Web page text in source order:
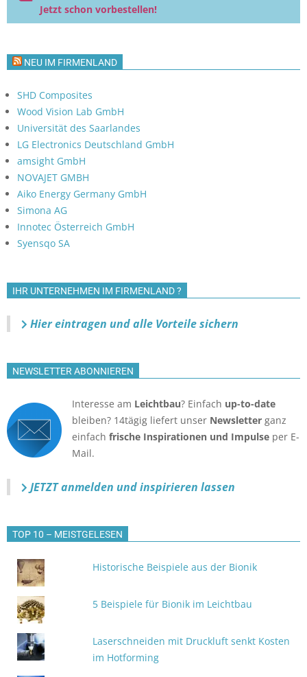
Jetzt schon vorbestellen!
NEU IM FIRMENLAND
SHD Composites
Wood Vision Lab GmbH
Universität des Saarlandes
LG Electronics Deutschland GmbH
amsight GmbH
NOVAJET GMBH
Aiko Energy Germany GmbH
Simona AG
Innotec Österreich GmbH
Syensqo SA
IHR UNTERNEHMEN IM FIRMENLAND ?
Hier eintragen und alle Vorteile sichern
NEWSLETTER ABONNIEREN
Interesse am Leichtbau? Einfach up-to-date
bleiben? 14tägig liefert unser Newsletter ganz
einfach frische Inspirationen und Impulse per E-
Mail.
JETZT anmelden und inspirieren lassen
TOP 10 – MEISTGELESEN
Historische Beispiele aus der Bionik
5 Beispiele für Bionik im Leichtbau
Laserschneiden mit Druckluft senkt Kosten
im Hotforming